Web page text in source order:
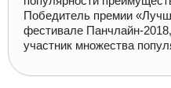
Победитель премии
фестивале Панчлайн-
участник множества